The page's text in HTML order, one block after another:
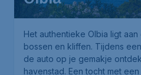
Het authentieke Olbia ligt aan
bossen en kliffen. Tijdens
de auto op je gemakje
havenstad. Een tocht met